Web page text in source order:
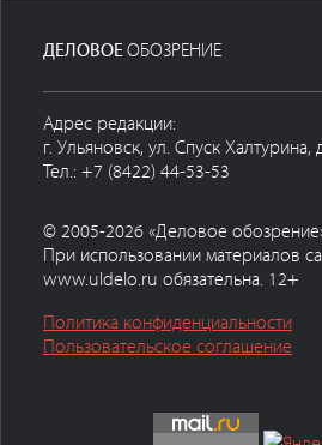
ДЕЛОВОЕ ОБОЗРЕНИЕ
Адрес редакции:
г. Ульяновск, ул. Спуск Халтурина,
Тел.: +7 (8422) 44-53-53
© 2005-2026 «Деловое
При использовании материалов
www.uldelo.ru обязательна. 12+
Политика конфиденциальности
Пользовательское соглашение